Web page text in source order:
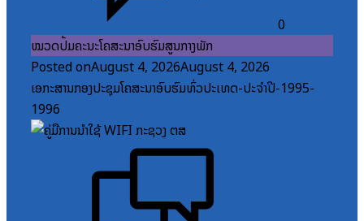
0
ໝວດປື້ມຄະນະໂຄສະນາອົບຮົມສູນກາງພັກ
Posted onAugust 4, 2026August 4, 2026
ເອກະສານກອງປະຊຸມໂຄສະນາອົບຮົມທົ່ວປະເທດ-ປະຈໍາປີ-1995-
1996